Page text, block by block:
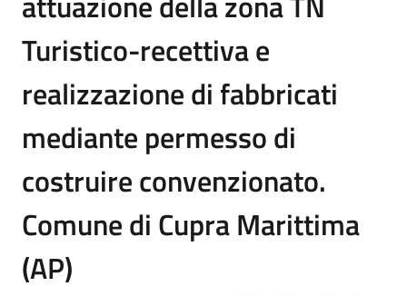
Turistico-recettiva e
realizzazione di fabbricati
mediante permesso di
costruire convenzionato.
Comune di Cupra Marittima
(AP)